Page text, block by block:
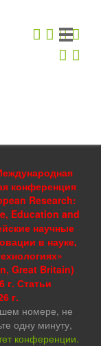
конференция
Research:
Education and
научные
в науке,
Great Britain)
г. Статьи
г.
номере, не
одну минуту,
конференции.